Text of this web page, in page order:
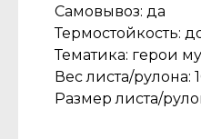
Самовывоз: да
Термостойкость:
Тематика: герои
Вес листа/рулона:
Размер листа/